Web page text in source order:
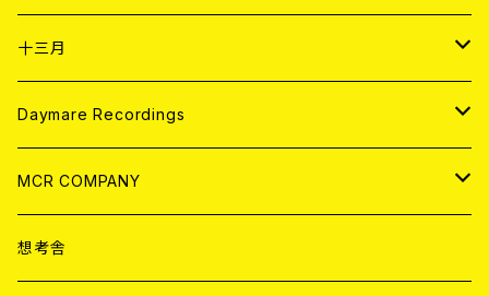
ANALOG
アパレル
CD
ANALOG
十三月
CD
ANALOG
Daymare Recordings
CD
ANALOG
MCR COMPANY
CD
想考舎